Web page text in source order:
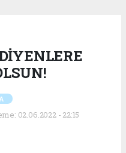
02.06.2022 - 22:15